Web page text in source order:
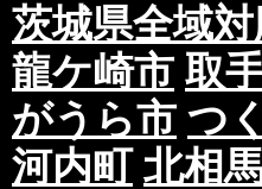
茨城県全域
龍ケ崎市 取
がうら市 つ
河内町 北相